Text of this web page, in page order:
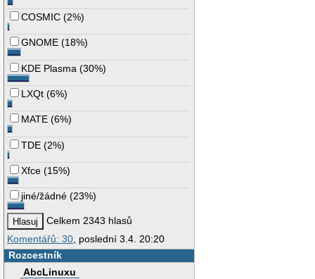
COSMIC (2%)
GNOME (18%)
KDE Plasma (30%)
LXQt (6%)
MATE (6%)
TDE (2%)
Xfce (15%)
jiné/žádné (23%)
Celkem 2343 hlasů
Komentářů: 30 , poslední 3.4. 20:20
Rozcestník
AbcLinuxu